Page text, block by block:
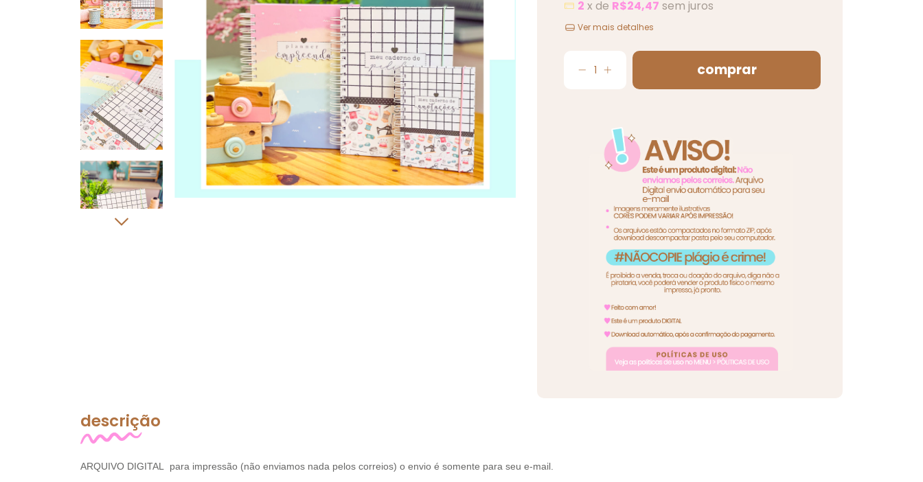
2 x de R$24,47 sem juros
Ver mais detalhes
descrição
ARQUIVO DIGITAL para impressão (não enviamos nada pelos correios) o envio é somente para seu e-mail.